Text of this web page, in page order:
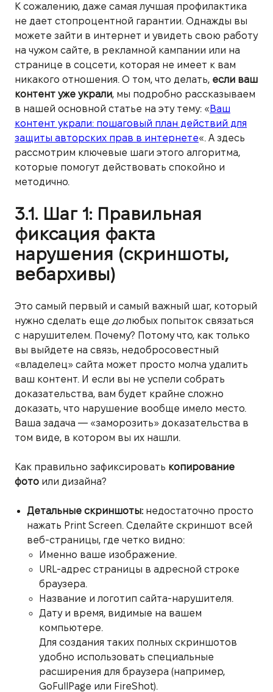
К сожалению, даже самая лучшая профилактика
не дает стопроцентной гарантии. Однажды вы
можете зайти в интернет и увидеть свою работу
на чужом сайте, в рекламной кампании или на
странице в соцсети, которая не имеет к вам
никакого отношения. О том, что делать, если ваш
контент уже украли, мы подробно рассказываем
в нашей основной статье на эту тему: « Ваш
контент украли: пошаговый план действий для
защиты авторских прав в интернете«. А здесь
рассмотрим ключевые шаги этого алгоритма,
которые помогут действовать спокойно и
методично.
3.1. Шаг 1: Правильная
фиксация факта
нарушения (скриншоты,
вебархивы)
Это самый первый и самый важный шаг, который
нужно сделать еще долюбых попыток связаться
с нарушителем. Почему? Потому что, как только
вы выйдете на связь, недобросовестный
«владелец» сайта может просто молча удалить
ваш контент. И если вы не успели собрать
доказательства, вам будет крайне сложно
доказать, что нарушение вообще имело место.
Ваша задача — «заморозить» доказательства в
том виде, в котором вы их нашли.
Как правильно зафиксировать копирование
фото или дизайна?
Детальные скриншоты:недостаточно просто
нажать Print Screen. Сделайте скриншот всей
веб-страницы, где четко видно:
Именно ваше изображение.
URL-адрес страницы в адресной строке
браузера.
Название и логотип сайта-нарушителя.
Дату и время, видимые на вашем
компьютере.
Для создания таких полных скриншотов
удобно использовать специальные
расширения для браузера (например,
GoFullPage или FireShot).